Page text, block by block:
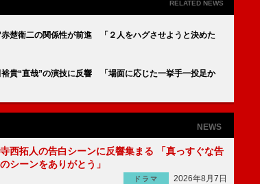
RELATED NEWS
赤楚衛二の関係性が前進 「２人をハグさせようと決めた
裕貴“直哉”の演技に反響 「場面に応じた一挙手一投足か
NEWS
寺西拓人の告白シーンに反響集まる 「真っすぐな告
シーンをありがとう」
ドラマ
2026年8月7日